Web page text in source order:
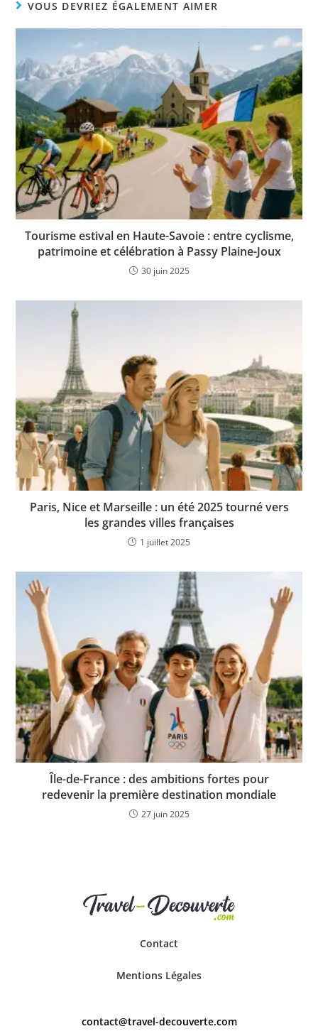
VOUS DEVRIEZ ÉGALEMENT AIMER
Tourisme estival en Haute-Savoie : entre cyclisme,
patrimoine et célébration à Passy Plaine-Joux
30 juin 2025
Paris, Nice et Marseille : un été 2025 tourné vers
les grandes villes françaises
1 juillet 2025
Île-de-France : des ambitions fortes pour
redevenir la première destination mondiale
27 juin 2025
Contact
Mentions Légales
contact@travel-decouverte.com